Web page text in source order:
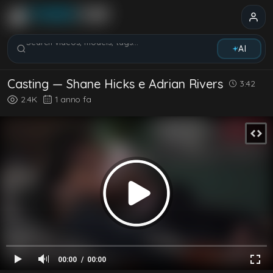
Search videos, models, tags...
AI
Casting — Shane Hicks e Adrian Rivers
3:42
2.4K
1 anno fa
00:00 00:00